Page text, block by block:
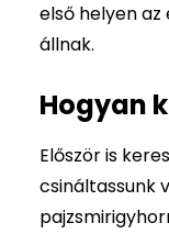
első helyen
állnak.
Hogyan
Először is
csináltassunk